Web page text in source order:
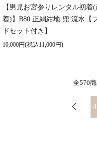
【男児お宮参りレンタル初着(
着)】B80 正絹紺地 兜 流水【
ドセット付き】
10,000円(税込11,000円)
全570
4